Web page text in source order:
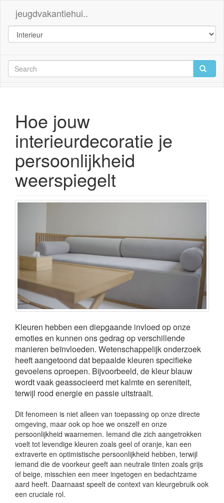
jeugdvakantiehui..
Hoe jouw
interieurdecoratie je
persoonlijkheid
weerspiegelt
Kleuren hebben een diepgaande invloed op onze
emoties en kunnen ons gedrag op verschillende
manieren beïnvloeden. Wetenschappelijk onderzoek
heeft aangetoond dat bepaalde kleuren specifieke
gevoelens oproepen. Bijvoorbeeld, de kleur blauw
wordt vaak geassocieerd met kalmte en sereniteit,
terwijl rood energie en passie uitstraalt.
Dit fenomeen is niet alleen van toepassing op onze directe
omgeving, maar ook op hoe we onszelf en onze
persoonlijkheid waarnemen. Iemand die zich aangetrokken
voelt tot levendige kleuren zoals geel of oranje, kan een
extraverte en optimistische persoonlijkheid hebben, terwijl
iemand die de voorkeur geeft aan neutrale tinten zoals grijs
of beige, misschien een meer ingetogen en bedachtzame
aard heeft. Daarnaast speelt de context van kleurgebruik ook
een cruciale rol.